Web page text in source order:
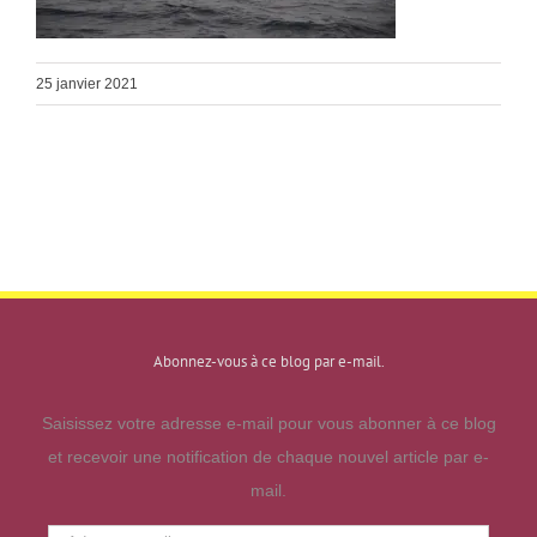
25 janvier 2021
Abonnez-vous à ce blog par e-mail.
Saisissez votre adresse e-mail pour vous abonner à ce blog
et recevoir une notification de chaque nouvel article par e-
mail.